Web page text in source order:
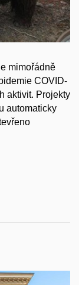
mimořádně
COVID-
aktivit. Projekty
automaticky